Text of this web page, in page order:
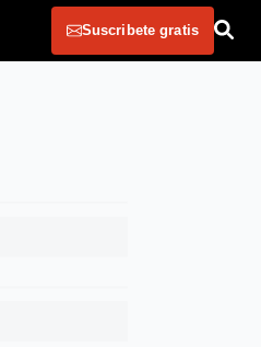
Suscribete gratis